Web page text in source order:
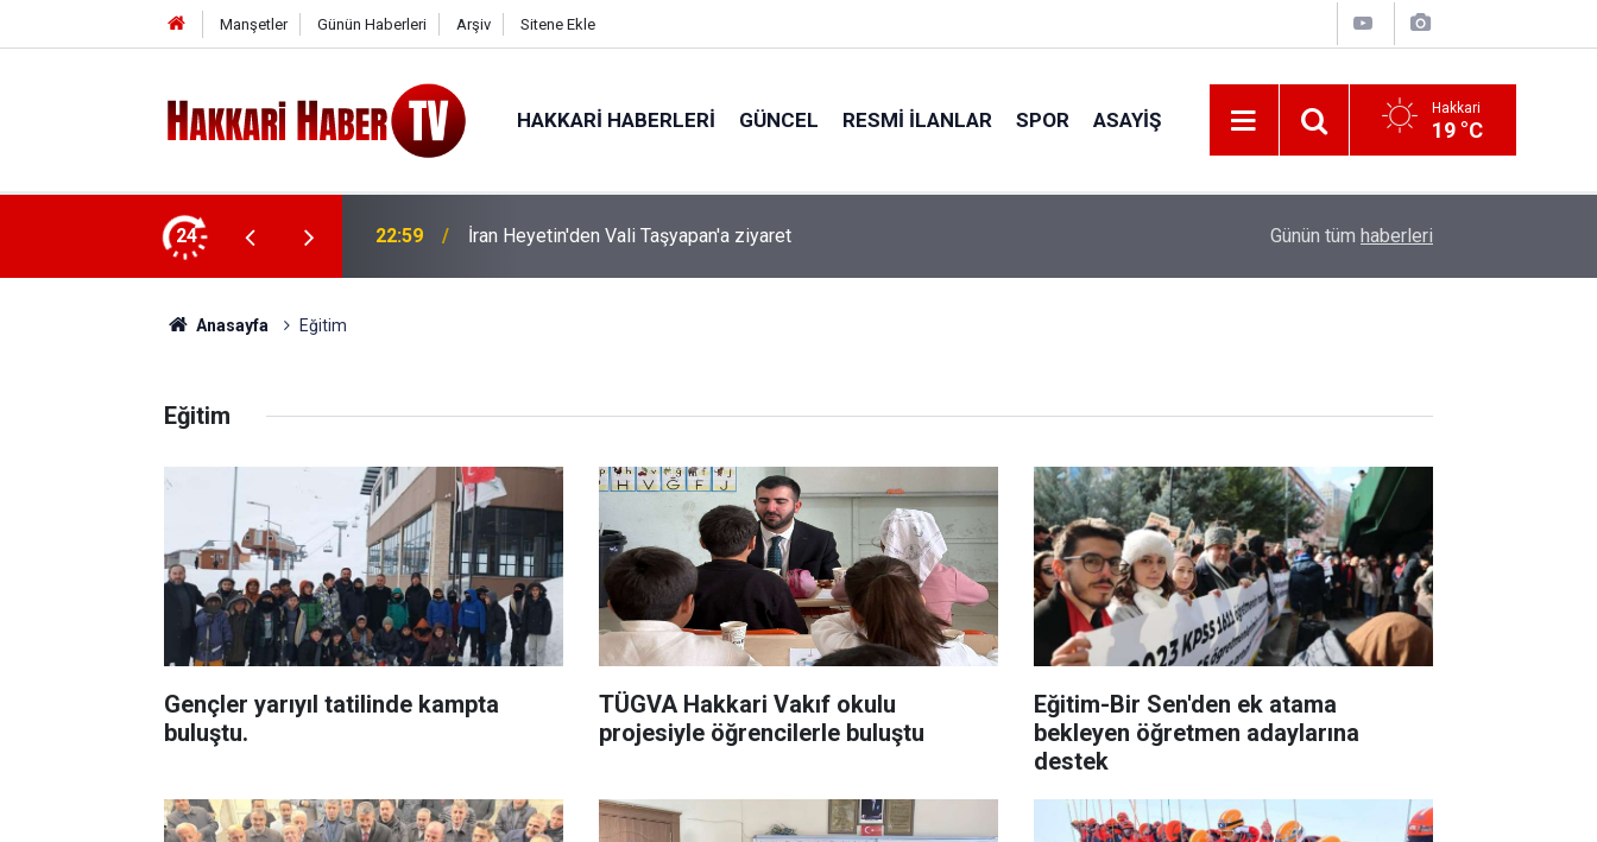
Manşetler Günün Haberleri Arşiv Sitene Ekle
HAKKARI HABERLERI GÜNCEL RESMI İLANLAR SPOR ASAYIŞ Hakkari
19 °C
24 22:53 İran Sınırında 7 Kilo 720 Gram Eroin ele geçirildi Kanat kalbine yenik düştü
Günün tüm haberleri
Anasayfa Eğitim
Eğitim
Gençler yarıyıl tatilinde kampta
buluştu.
TÜGVA Hakkari Vakıf okulu
projesiyle öğrencilerle buluştu
Eğitim-Bir Sen'den ek atama
bekleyen öğretmen adaylarına
destek